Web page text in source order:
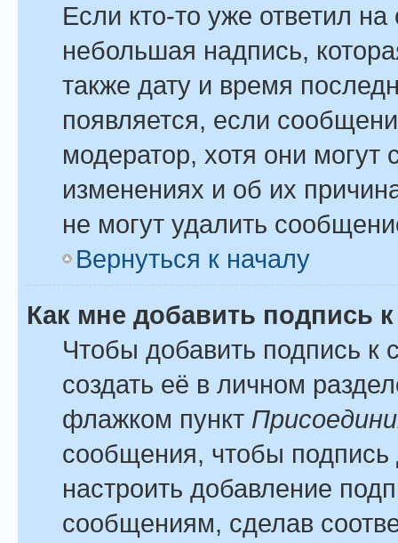
Если кто-то уже ответил
небольшая надпись,
также дату и время
появляется, если
модератор, хотя они
изменениях и об их
не могут удалить
Вернуться к началу
Как мне добавить подпись
Чтобы добавить подпись
создать её в личном
флажком пункт
сообщения, чтобы
настроить добавление
сообщениям, сделав